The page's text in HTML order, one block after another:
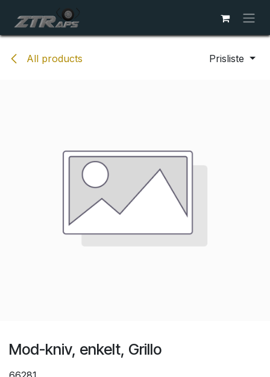
All products Prisliste
Mod-kniv, enkelt, Grillo